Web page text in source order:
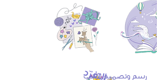
التفرّد
رسم وتصميم الكتب